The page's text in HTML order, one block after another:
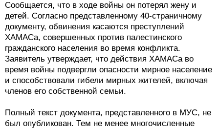
Сообщается, что в ходе войны он потерял жену и
детей. Согласно представленному 40-страничному
документу, обвинения касаются преступлений
ХАМАСа, совершенных против палестинского
гражданского населения во время конфликта.
Заявитель утверждает, что действия ХАМАСа во
время войны подвергли опасности мирное население
и способствовали гибели мирных жителей, включая
членов его собственной семьи.
Полный текст документа, представленного в МУС, не
был опубликован. Тем не менее многочисленные